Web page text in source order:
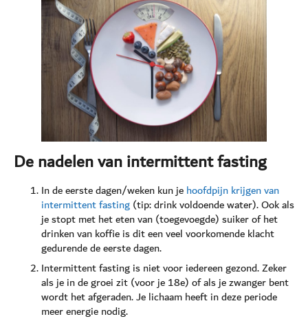
De nadelen van intermittent fasting
In de eerste dagen/weken kun jehoofdpijn krijgen van
intermittent fasting(tip: drink voldoende water). Ook als
je stopt met het eten van (toegevoegde) suiker of het
drinken van koffie is dit een veel voorkomende klacht
gedurende de eerste dagen.
Intermittent fasting is niet voor iedereen gezond. Zeker
als je in de groei zit (voor je 18e) of als je zwanger bent
wordt het afgeraden. Je lichaam heeft in deze periode
meer energie nodig.